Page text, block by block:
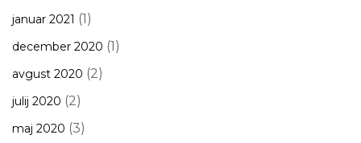
januar 2021 (1)
december 2020 (1)
avgust 2020 (2)
julij 2020 (2)
maj 2020 (3)